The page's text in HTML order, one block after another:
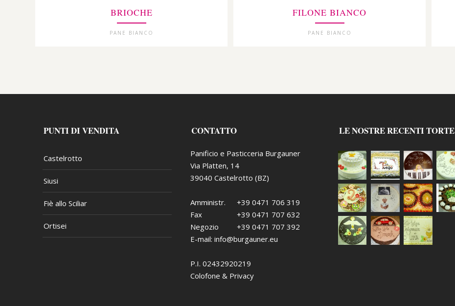
BRIOCHE
PANE BIANCO
FILONE BIANCO
PANE BIANCO
PUNTI DI VENDITA
Castelrotto
Siusi
Fiè allo Sciliar
Ortisei
CONTATTO
Panificio e Pasticceria Burgauner
Via Platten, 14
39040 Castelrotto (BZ)
Amministr.
+39 0471 706 319
Fax
+39 0471 707 632
Negozio
+39 0471 707 392
E-mail: info@burgauner.eu
P.I. 02432920219
Colofone & Privacy
LE NOSTRE RECENTI TORTE